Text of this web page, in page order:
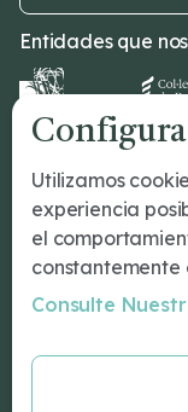
Entidades que
Dr Romeu
¿Tu primera cita?
Tratamientos
Conócenos
Blog
Utilizamos
experiencia
el
constantemente
Consulte